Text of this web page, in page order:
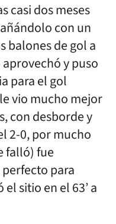
casi dos meses
con un
balones de gol a
y puso
para el gol
vio mucho mejor
con desborde y
2-0, por mucho
falló) fue
para
sitio en el 63’ a